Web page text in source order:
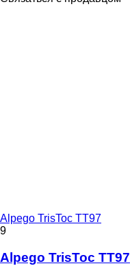
Alpego TrisToc TT97
9
Alpego TrisToc TT97